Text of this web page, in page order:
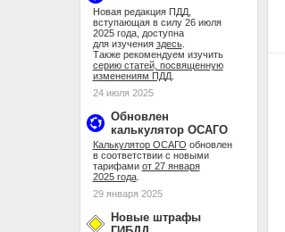
Новая редакция ПДД,
вступающая в силу 26 июля
2025 года, доступна
для изучения здесь.
Также рекомендуем изучить
серию статей, посвященную
изменениям ПДД.
24 июля 2025
Обновлен
калькулятор ОСАГО
Калькулятор ОСАГО обновлен
в соответствии с новыми
тарифами от 27 января
2025 года.
29 января 2025
Новые штрафы